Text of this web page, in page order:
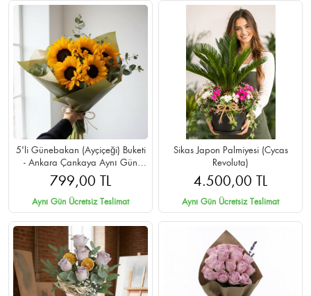
5'li Günebakan (Ayçiçeği) Buketi
- Ankara Çankaya Aynı Gün
Teslimat
799,00 TL
Aynı Gün Ücretsiz Teslimat
Sikas Japon Palmiyesi (Cycas
Revoluta)
4.500,00 TL
Aynı Gün Ücretsiz Teslimat